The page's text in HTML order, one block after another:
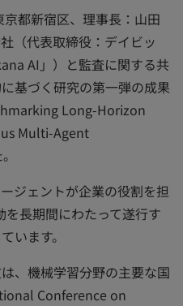
都新宿区、理事長：山田
（代表取締役：デイビッ
AI」）と監査に関する共
基づく研究の第一弾の成果
Long-Horizon
Multi-Agent
ジェントが企業の役割を担
長期間にわたって遂行す
います。
、機械学習分野の主要な国
Conference on